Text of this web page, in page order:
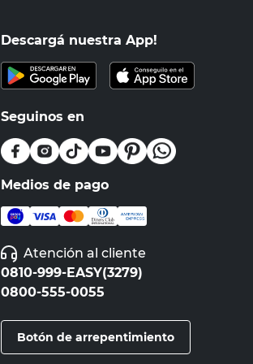
Descargá nuestra App!
Seguinos en
Medios de pago
Atención al cliente
0810-999-EASY(3279)
0800-555-0055
Botón de arrepentimiento